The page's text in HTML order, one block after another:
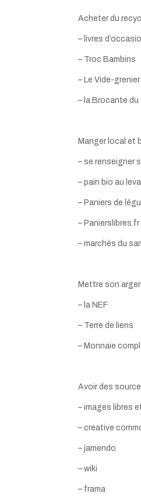
Acheter du
– livres
– Troc Bambins
– Le Vide-
– la Brocante
Manger local et
– se renseigner
– pain bio au
– Paniers de
– Panierslibres.fr
– marchés du
Mettre son
– la NEF
– Terre de liens
– Monnaie
Avoir des
– images libres
– creative
– jamendo
– wiki
– frama